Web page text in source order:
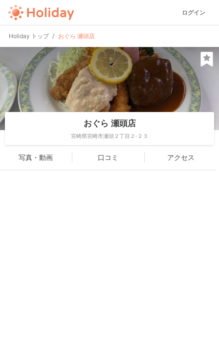
ログイン
Holiday トップ おぐら 瀬頭店
おぐら 瀬頭店
宮崎県宮崎市瀬頭２丁目２-２３
写真・動画 口コミ アクセス